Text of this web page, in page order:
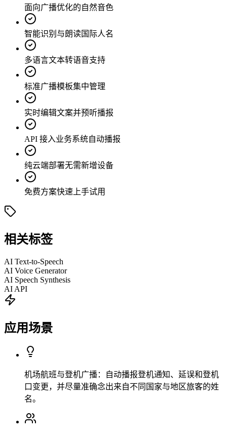
面向广播优化的自然音色
智能识别与朗读国际人名
多语言文本转语音支持
标准广播模板集中管理
实时编辑文案并预听播报
API 接入业务系统自动播报
纯云端部署无需新增设备
免费方案快速上手试用
相关标签
AI Text-to-Speech
AI Voice Generator
AI Speech Synthesis
AI API
应用场景
机场航班与登机广播：自动播报登机通知、延误和登机
口变更，并尽量准确念出来自不同国家与地区旅客的姓
名。